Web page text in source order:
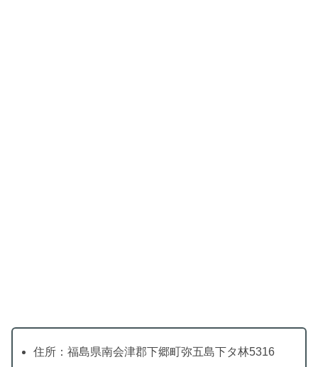
住所：福島県南会津郡下郷町弥五島下タ林5316